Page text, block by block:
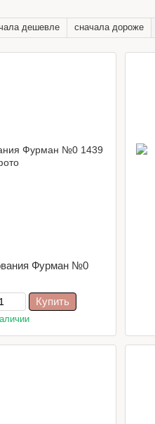
дешевле сначала дороже
Фурман №0
Купить